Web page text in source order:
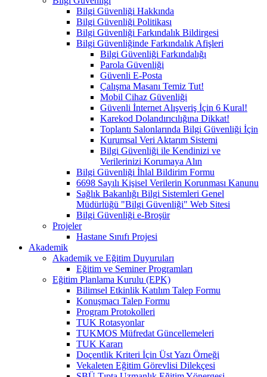
Bilgi Güvenliği Hakkında
Bilgi Güvenliği Politikası
Bilgi Güvenliği Farkındalık Bildirgesi
Bilgi Güvenliğinde Farkındalık Afişleri
Bilgi Güvenliği Farkındalığı
Parola Güvenliği
Güvenli E-Posta
Çalışma Masanı Temiz Tut!
Mobil Cihaz Güvenliği
Güvenli İnternet Alışveriş İçin 6 Kural!
Karekod Dolandırıcılığına Dikkat!
Toplantı Salonlarında Bilgi Güvenliği İçin
Kurumsal Veri Aktarım Sistemi
Bilgi Güvenliği ile Kendinizi ve
Verilerinizi Korumaya Alın
Bilgi Güvenliği İhlal Bildirim Formu
6698 Sayılı Kişisel Verilerin Korunması Kanunu
Sağlık Bakanlığı Bilgi Sistemleri Genel
Müdürlüğü "Bilgi Güvenliği" Web Sitesi
Bilgi Güvenliği e-Broşür
Projeler
Hastane Sınıfı Projesi
Akademik
Akademik ve Eğitim Duyuruları
Eğitim ve Seminer Programları
Eğitim Planlama Kurulu (EPK)
Bilimsel Etkinlik Katılım Talep Formu
Konuşmacı Talep Formu
Program Protokolleri
TUK Rotasyonlar
TUKMOS Müfredat Güncellemeleri
TUK Kararı
Doçentlik Kriteri İçin Üst Yazı Örneği
Vekaleten Eğitim Görevlisi Dilekçesi